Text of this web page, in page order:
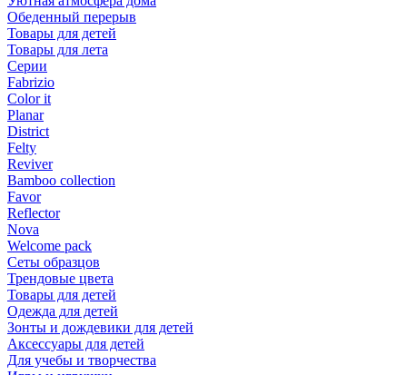
Обеденный перерыв
Товары для детей
Товары для лета
Серии
Fabrizio
Color it
Planar
District
Felty
Reviver
Bamboo collection
Favor
Reflector
Nova
Welcome pack
Сеты образцов
Трендовые цвета
Товары для детей
Одежда для детей
Зонты и дождевики для детей
Аксессуары для детей
Для учебы и творчества